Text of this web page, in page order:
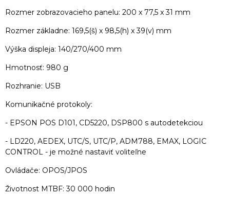
Rozmer zobrazovacieho panelu: 200 x 77,5 x 31 mm
Rozmer základne: 169,5(š) x 98,5(h) x 39(v) mm
Výška displeja: 140/270/400 mm
Hmotnosť: 980 g
Rozhranie: USB
Komunikačné protokoly:
- EPSON POS D101, CD5220, DSP800 s autodetekciou
- LD220, AEDEX, UTC/S, UTC/P, ADM788, EMAX, LOGIC
CONTROL - je možné nastaviť voliteľne
Ovládače: OPOS/JPOS
Životnost MTBF: 30 000 hodin